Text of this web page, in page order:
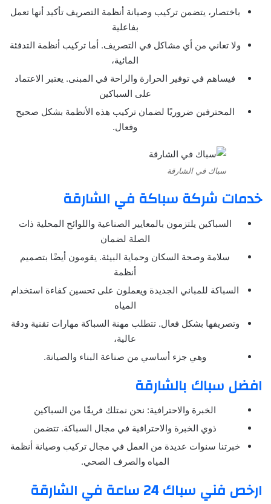
باختصار، يتضمن تركيب وصيانة أنظمة التصريف تأكيد أنها تعمل
بفاعلية
ولا تعاني من أي مشاكل في التصريف. أما تركيب أنظمة التدفئة
المائية،
فيساهم في توفير الحرارة والراحة في المبنى. يعتبر الاعتماد
على السباكين
المحترفين ضروريًا لضمان تركيب هذه الأنظمة بشكل صحيح
وفعال.
سباك في الشارقة
خدمات شركة سباكة في الشارقة
السباكين يلتزمون بالمعايير الصناعية واللوائح المحلية ذات
الصلة لضمان
سلامة وصحة السكان وحماية البيئة. يقومون أيضًا بتصميم
أنظمة
السباكة للمباني الجديدة ويعملون على تحسين كفاءة استخدام
المياه
وتصريفها بشكل فعال. تتطلب مهنة السباكة مهارات تقنية ودقة
عالية،
وهي جزء أساسي من صناعة البناء والصيانة.
افضل سباك بالشارقة
الخبرة والاحترافية: نحن نمتلك فريقًا من السباكين
ذوي الخبرة والاحترافية في مجال السباكة. تتضمن
خبرتنا سنوات عديدة من العمل في مجال تركيب وصيانة أنظمة
المياه والصرف الصحي.
ارخص فني سباك 24 ساعة في الشارقة